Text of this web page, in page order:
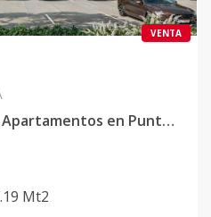
VENTA
¡Moderno Proyecto de Apartamentos en Punta Cana!
Mt2